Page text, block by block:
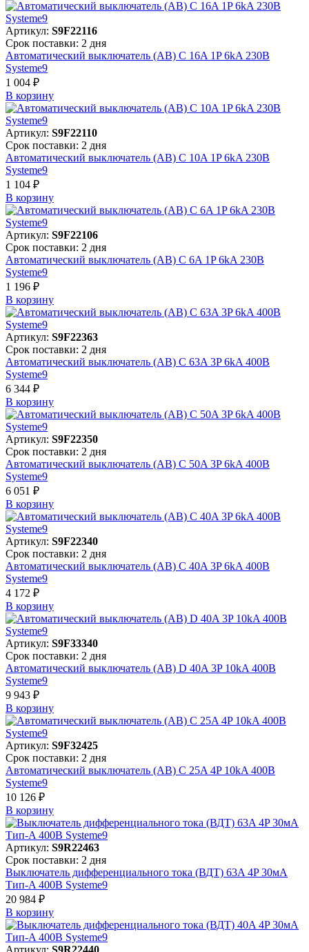
Артикул: S9F22116
Срок поставки: 2 дня
Автоматический выключатель (АВ) C 16A 1P 6kA 230В
Systeme9
1 004 ₽
В корзинy
Артикул: S9F22110
Срок поставки: 2 дня
Автоматический выключатель (АВ) C 10A 1P 6kA 230В
Systeme9
1 104 ₽
В корзинy
Артикул: S9F22106
Срок поставки: 2 дня
Автоматический выключатель (АВ) C 6A 1P 6kA 230В
Systeme9
1 196 ₽
В корзинy
Артикул: S9F22363
Срок поставки: 2 дня
Автоматический выключатель (АВ) C 63A 3P 6kA 400В
Systeme9
6 344 ₽
В корзинy
Артикул: S9F22350
Срок поставки: 2 дня
Автоматический выключатель (АВ) C 50A 3P 6kA 400В
Systeme9
6 051 ₽
В корзинy
Артикул: S9F22340
Срок поставки: 2 дня
Автоматический выключатель (АВ) C 40A 3P 6kA 400В
Systeme9
4 172 ₽
В корзинy
Артикул: S9F33340
Срок поставки: 2 дня
Автоматический выключатель (АВ) D 40A 3P 10kA 400В
Systeme9
9 943 ₽
В корзинy
Артикул: S9F32425
Срок поставки: 2 дня
Автоматический выключатель (АВ) C 25A 4P 10kA 400В
Systeme9
10 126 ₽
В корзинy
Артикул: S9R22463
Срок поставки: 2 дня
Выключатель дифференциального тока (ВДТ) 63A 4P 30мА
Тип-A 400В Systeme9
20 984 ₽
В корзинy
Артикул: S9R22440